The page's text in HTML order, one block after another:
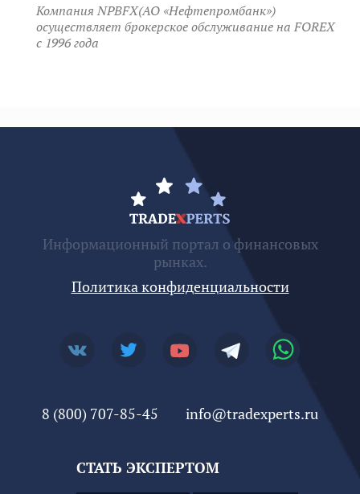
Компания NPBFX(АО «Нефтепромбанк»)
осуществляет брокерское обслуживание на FOREX
c 1996 года
Информационный портал о финансовых
рынках.
Политика конфиденциальности
8 (800) 707-85-45 info@tradexperts.ru
СТАТЬ ЭКСПЕРТОМ